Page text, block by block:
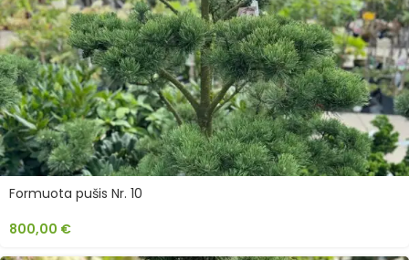
Formuota pušis Nr. 10
800,00 €